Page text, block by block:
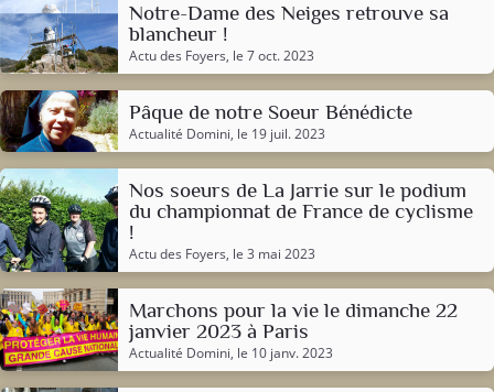
Notre-Dame des Neiges retrouve sa
blancheur !
Actu des Foyers, le 7 oct. 2023
Pâque de notre Soeur Bénédicte
Actualité Domini, le 19 juil. 2023
Nos soeurs de La Jarrie sur le podium
du championnat de France de cyclisme
!
Actu des Foyers, le 3 mai 2023
Marchons pour la vie le dimanche 22
janvier 2023 à Paris
Actualité Domini, le 10 janv. 2023